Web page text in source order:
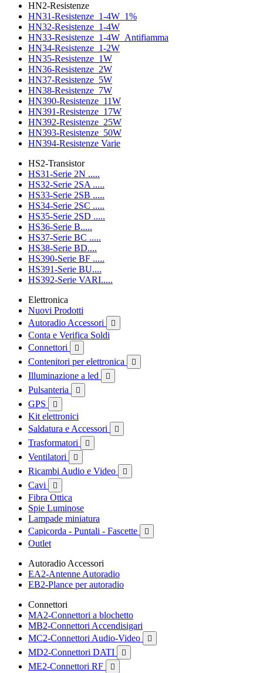
HN2-Resistenze
HN31-Resistenze_1-4W_1%
HN32-Resistenze_1-4W
HN33-Resistenze_1-4W_Antifiamma
HN34-Resistenze_1-2W
HN35-Resistenze_1W
HN36-Resistenze_2W
HN37-Resistenze_5W
HN38-Resistenze_7W
HN390-Resistenze_11W
HN391-Resistenze_17W
HN392-Resistenze_25W
HN393-Resistenze_50W
HN394-Resistenze Varie
HS2-Transistor
HS31-Serie 2N .....
HS32-Serie 2SA .....
HS33-Serie 2SB .....
HS34-Serie 2SC .....
HS35-Serie 2SD .....
HS36-Serie B.....
HS37-Serie BC .....
HS38-Serie BD....
HS390-Serie BF .....
HS391-Serie BU....
HS392-Serie VARI.....
Elettronica
Nuovi Prodotti
Autoradio Accessori

Conta e Verifica Soldi
Connettori

Contenitori per elettronica 
Illuminazione a led 
Pulsanteria 
GPS 
Kit elettronici
Saldatura e Accessori

Trasformatori 
Ventilatori 
Ricambi Audio e Video 
Cavi 
Fibra Ottica
Spie Luminose
Lampade miniatura
Capicorda - Puntali - Fascette

Outlet
Autoradio Accessori
EA2-Antenne Autoradio
EB2-Plance per autoradio
Connettori
MA2-Connettori a blochetto
MB2-Connettori Accendisigari
MC2-Connettori Audio-Video

MD2-Connettori DATI 
ME2-Connettori RF 